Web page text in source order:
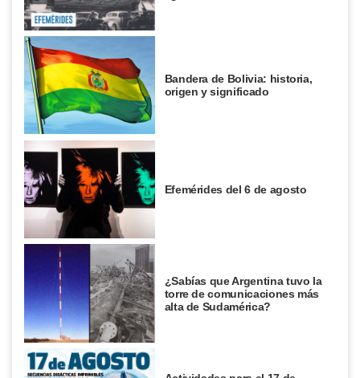
Bandera de Bolivia: historia,
origen y significado
Efemérides del 6 de agosto
¿Sabías que Argentina tuvo la
torre de comunicaciones más
alta de Sudamérica?